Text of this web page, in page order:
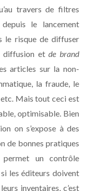
travers de filtres
le lancement
le risque de diffuser
diffusion etde brand
articles sur la non-
la fraude, le
Mais tout ceci est
optimisable. Bien
on s’expose à des
de bonnes pratiques
permet un contrôle
les éditeurs doivent
inventaires, c’est